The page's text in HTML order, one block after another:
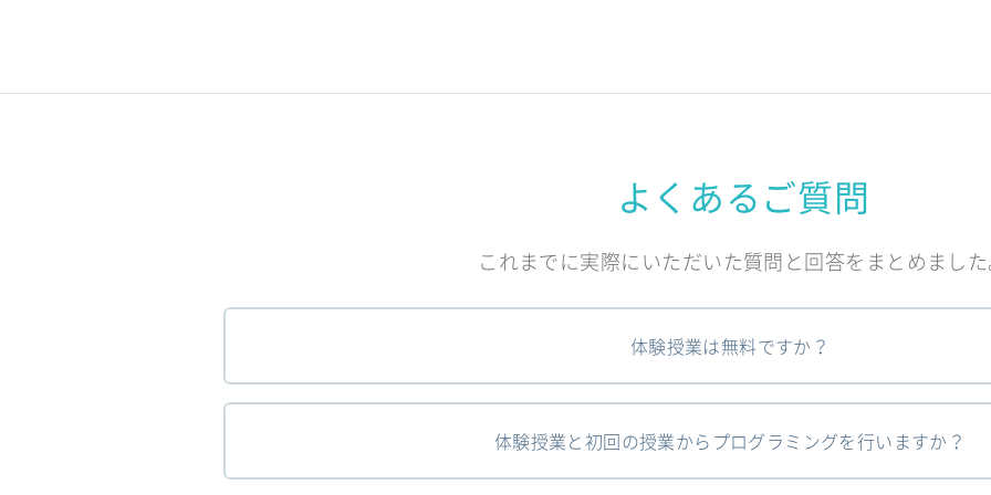
よくあるご質問
これまでに実際にいただいた質問と回答をまとめまし
体験授業は無料ですか？
体験授業と初回の授業からプログラミングを行いますか？